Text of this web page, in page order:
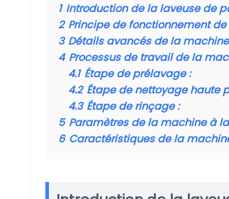
1 Introduction de la laveuse de
2 Principe de fonctionnement
3 Détails avancés de la
4 Processus de travail de la
4.1 Étape de prélavage :
4.2 Étape de nettoyage haute
4.3 Étape de rinçage :
5 Paramètres de la machine à
6 Caractéristiques de la